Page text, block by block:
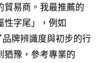
貿易商。我最推薦的
性字尾」，例如
牌辨識度與初步的行
猶豫，參考專業的